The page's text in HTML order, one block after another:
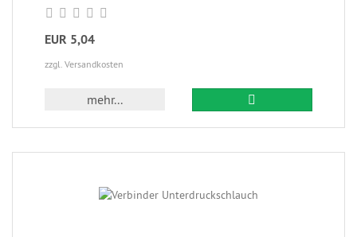
EUR 5,04
zzgl. Versandkosten
mehr...